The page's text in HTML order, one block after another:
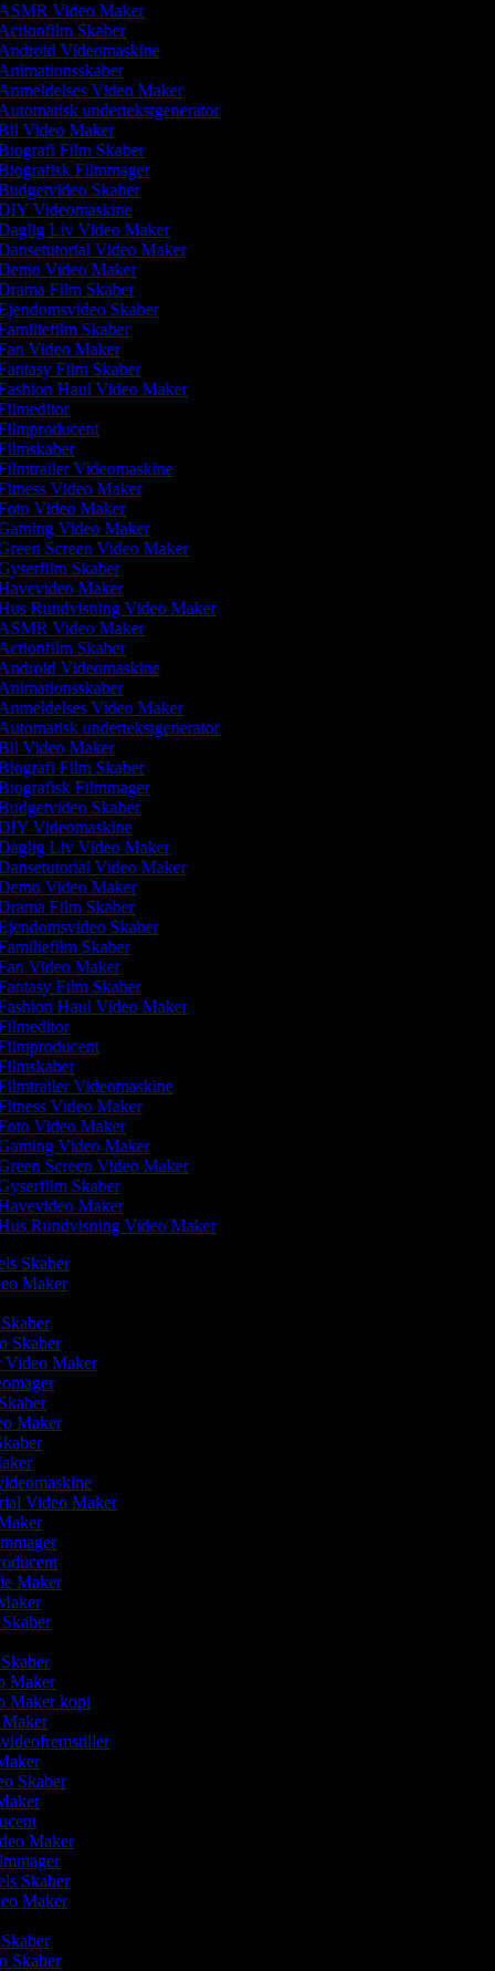
Video Maker
Skaber
Videomaskine
Video Maker
undertekstgenerator
Video Maker
Film Skaber
Filmmager
Skaber
Videomaskine
Liv Video Maker
Video Maker
Video Maker
Film Skaber
Skaber
Skaber
Video Maker
Film Skaber
Haul Video Maker
Videomaskine
Video Maker
Video Maker
Video Maker
Screen Video Maker
Skaber
Maker
Rundvisning Video Maker
Video Maker
Skaber
Videomaskine
Video Maker
undertekstgenerator
Video Maker
Film Skaber
Filmmager
Skaber
Videomaskine
Liv Video Maker
Video Maker
Video Maker
Film Skaber
Skaber
Skaber
Video Maker
Film Skaber
Haul Video Maker
Videomaskine
Video Maker
Video Maker
Video Maker
Screen Video Maker
Skaber
Maker
Rundvisning Video Maker
Skaber
Maker
Skaber
Video Maker
Maker
Video Maker
Maker
Maker
Maker kopi
Maker
Skaber
Maker
Skaber
Maker
Skaber